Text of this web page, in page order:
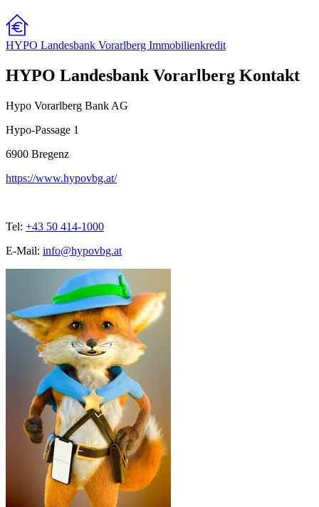
HYPO Landesbank Vorarlberg Immobilienkredit
HYPO Landesbank Vorarlberg Kontakt
Hypo Vorarlberg Bank AG
Hypo-Passage 1
6900 Bregenz
https://www.hypovbg.at/
Tel: +43 50 414-1000
E-Mail: info@hypovbg.at